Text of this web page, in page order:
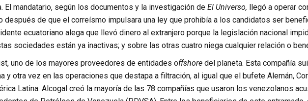
El mandatario, según los documentos y la investigación de El Universo, llegó a operar
después de que el correísmo impulsara una ley que prohibía a los candidatos ser
ecuatoriano alega que llevó dinero al extranjero porque la legislación nacional
sociedades están ya inactivas; y sobre las otras cuatro niega cualquier relación o
uno de los mayores proveedores de entidades offshore del planeta. Esta compañía
y otra vez en las operaciones que destapa a filtración, al igual que el bufete Alemán,
Latina. Alcogal creó la mayoría de las 78 compañías que usaron los venezolanos